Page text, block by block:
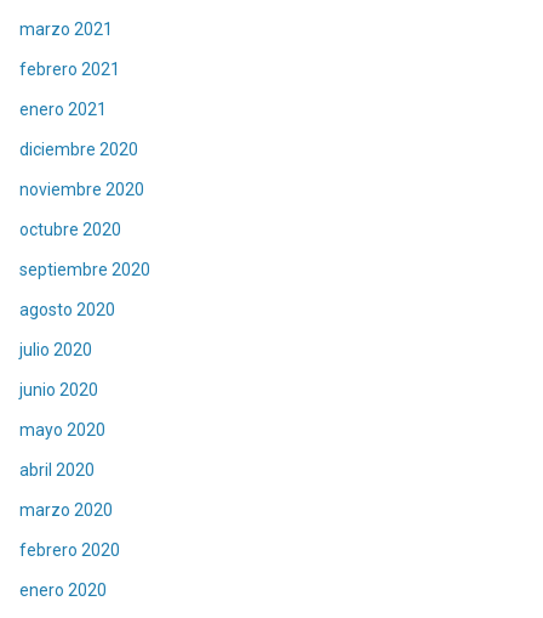
marzo 2021
febrero 2021
enero 2021
diciembre 2020
noviembre 2020
octubre 2020
septiembre 2020
agosto 2020
julio 2020
junio 2020
mayo 2020
abril 2020
marzo 2020
febrero 2020
enero 2020